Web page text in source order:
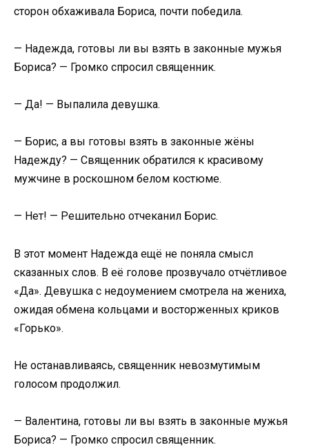
сторон обхаживала Бориса, почти победила.​
​— Надежда, готовы ли вы взять в законные мужья
Бориса? — Громко спросил священник.​
​— Да! — Выпалила девушка.​
​— Борис, а вы готовы взять в законные жёны
Надежду? — Священник обратился к красивому
мужчине в роскошном белом костюме.​
​— Нет! — Решительно отчеканил Борис.​
​В этот момент Надежда ещё не поняла смысл
сказанных слов. В её голове прозвучало отчётливое
«Да». Девушка с недоумением смотрела на жениха,
ожидая обмена кольцами и восторженных криков
«Горько».​
​Не останавливаясь, священник невозмутимым
голосом продолжил.​
​— Валентина, готовы ли вы взять в законные мужья
Бориса? — Громко спросил священник.​